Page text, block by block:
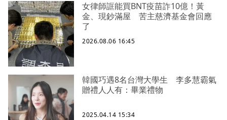
女律師誆能買BNT疫苗詐10億！黃
金、現鈔滿屋 苦主慈濟基金會回應
了
2026.08.06 16:45
韓國巧遇8名台灣大學生 李多慧霸氣
贈禮人人有：畢業禮物
2025.04.14 15:34